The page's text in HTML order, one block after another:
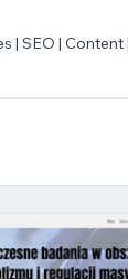
| SEO |